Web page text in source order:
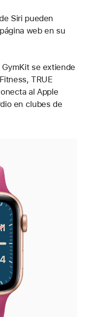
Siri pueden
web en su
se extiende
TRUE
al Apple
en clubes de